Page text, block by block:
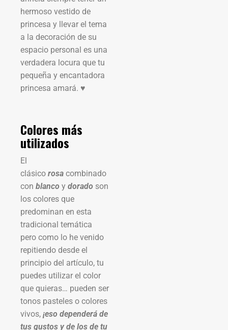
hermoso vestido de
princesa y llevar el tema
a la decoración de su
espacio personal es una
verdadera locura que tu
pequeña y encantadora
princesa amará. ♥
Colores más
utilizados
El
clásico rosa combinado
con blanco y dorado son
los colores que
predominan en esta
tradicional temática
pero como lo he venido
repitiendo desde el
principio del artículo, tu
puedes utilizar el color
que quieras… pueden ser
tonos pasteles o colores
vivos, ¡eso dependerá de
tus gustos y de los de tu